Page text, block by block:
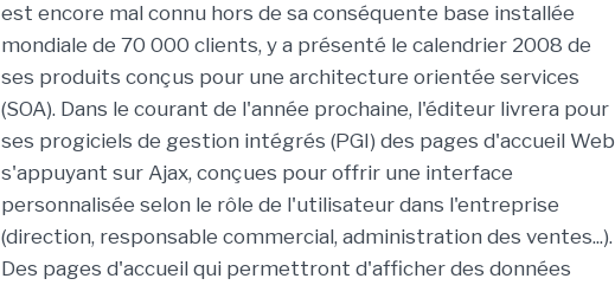
est encore mal connu hors de sa conséquente base installée
mondiale de 70 000 clients, y a présenté le calendrier 2008 de
ses produits conçus pour une architecture orientée services
(SOA). Dans le courant de l'année prochaine, l'éditeur livrera pour
ses progiciels de gestion intégrés (PGI) des pages d'accueil Web
s'appuyant sur Ajax, conçues pour offrir une interface
personnalisée selon le rôle de l'utilisateur dans l'entreprise
(direction, responsable commercial, administration des ventes...).
Des pages d'accueil qui permettront d'afficher des données